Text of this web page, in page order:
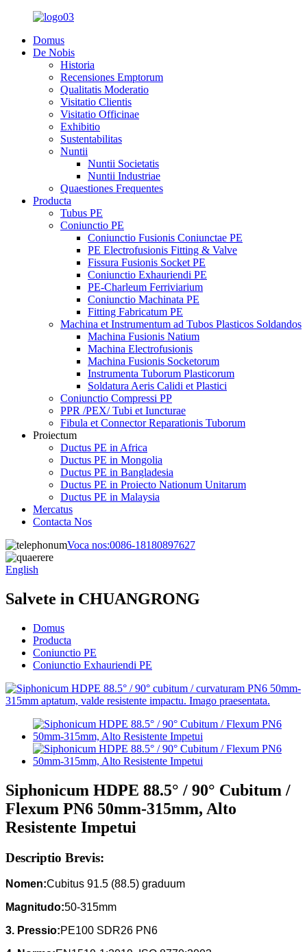
Domus
De Nobis
Historia
Recensiones Emptorum
Qualitatis Moderatio
Visitatio Clientis
Visitatio Officinae
Exhibitio
Sustentabilitas
Nuntii
Nuntii Societatis
Nuntii Industriae
Quaestiones Frequentes
Producta
Tubus PE
Coniunctio PE
Coniunctio Fusionis Coniunctae PE
PE Electrofusionis Fitting & Valve
Fissura Fusionis Socket PE
Coniunctio Exhauriendi PE
PE-Charleum Ferriviarium
Coniunctio Machinata PE
Fitting Fabricatum PE
Machina et Instrumentum ad Tubos Plasticos Soldandos
Machina Fusionis Natium
Machina Electrofusionis
Machina Fusionis Socketorum
Instrumenta Tuborum Plasticorum
Soldatura Aeris Calidi et Plastici
Coniunctio Compressi PP
PPR /PEX/ Tubi et Iuncturae
Fibula et Connector Reparationis Tuborum
Proiectum
Ductus PE in Africa
Ductus PE in Mongolia
Ductus PE in Bangladesia
Ductus PE in Proiecto Nationum Unitarum
Ductus PE in Malaysia
Mercatus
Contacta Nos
Voca nos:0086-18180897627
English
Salvete in CHUANGRONG
Domus
Producta
Coniunctio PE
Coniunctio Exhauriendi PE
Siphonicum HDPE 88.5° / 90° Cubitum /
Flexum PN6 50mm-315mm, Alto
Resistente Impetui
Descriptio Brevis:
Nomen:Cubitus 91.5 (88.5) graduum
Magnitudo:50-315mm
3. Pressio:PE100 SDR26 PN6